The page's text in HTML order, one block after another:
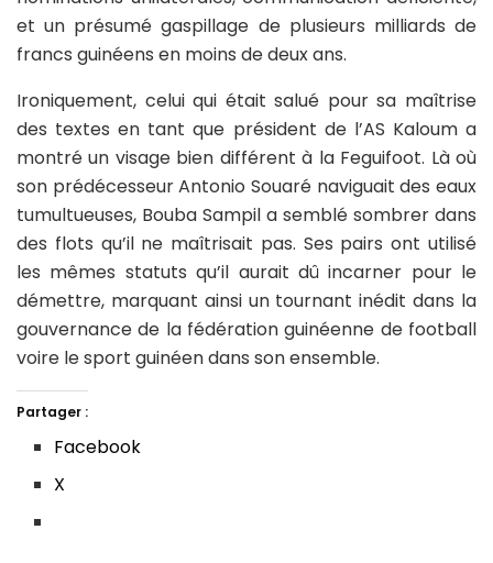
et un présumé gaspillage de plusieurs milliards de
francs guinéens en moins de deux ans.
Ironiquement, celui qui était salué pour sa maîtrise
des textes en tant que président de l’AS Kaloum a
montré un visage bien différent à la Feguifoot. Là où
son prédécesseur Antonio Souaré naviguait des eaux
tumultueuses, Bouba Sampil a semblé sombrer dans
des flots qu’il ne maîtrisait pas. Ses pairs ont utilisé
les mêmes statuts qu’il aurait dû incarner pour le
démettre, marquant ainsi un tournant inédit dans la
gouvernance de la fédération guinéenne de football
voire le sport guinéen dans son ensemble.
Partager :
Facebook
X